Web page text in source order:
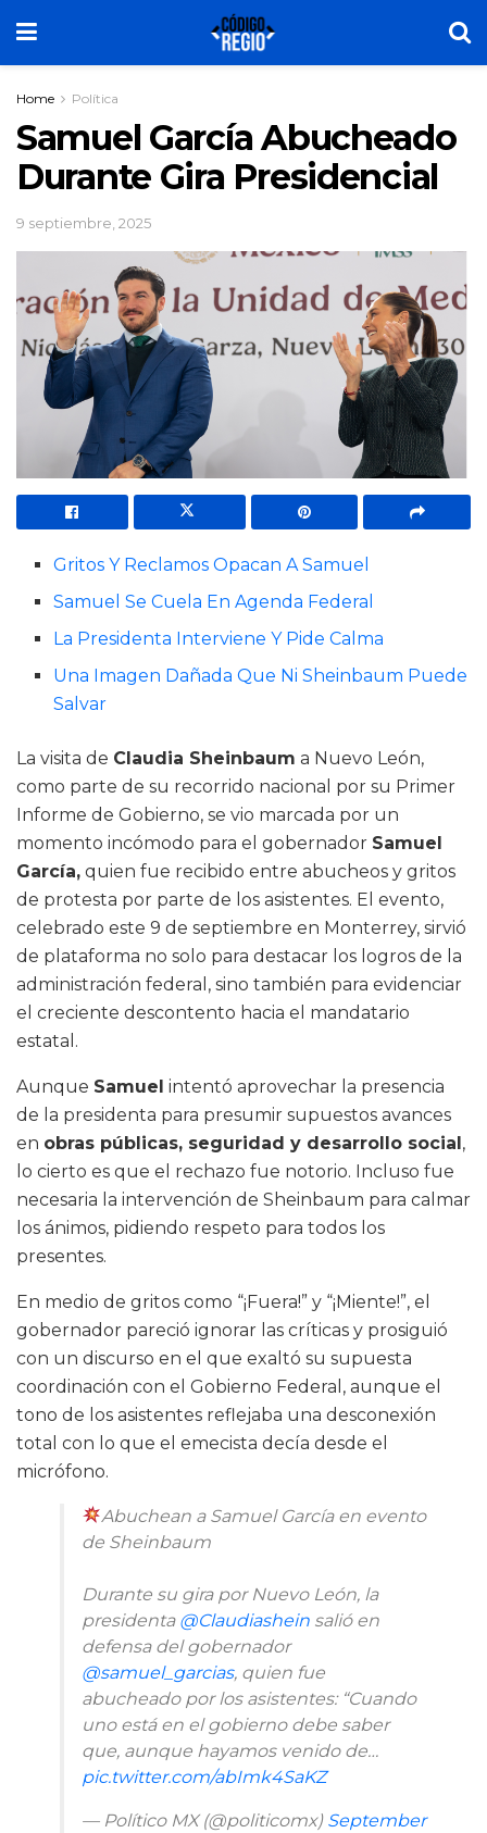
Home Política
Samuel García Abucheado
Durante Gira Presidencial
9 septiembre, 2025
Gritos Y Reclamos Opacan A Samuel
Samuel Se Cuela En Agenda Federal
La Presidenta Interviene Y Pide Calma
Una Imagen Dañada Que Ni Sheinbaum Puede
Salvar
La visita de Claudia Sheinbaum a Nuevo León,
como parte de su recorrido nacional por su Primer
Informe de Gobierno, se vio marcada por un
momento incómodo para el gobernador Samuel
García, quien fue recibido entre abucheos y gritos
de protesta por parte de los asistentes. El evento,
celebrado este 9 de septiembre en Monterrey, sirvió
de plataforma no solo para destacar los logros de la
administración federal, sino también para evidenciar
el creciente descontento hacia el mandatario
estatal.
Aunque Samuel intentó aprovechar la presencia
de la presidenta para presumir supuestos avances
en obras públicas, seguridad y desarrollo social,
lo cierto es que el rechazo fue notorio. Incluso fue
necesaria la intervención de Sheinbaum para calmar
los ánimos, pidiendo respeto para todos los
presentes.
En medio de gritos como “¡Fuera!” y “¡Miente!”, el
gobernador pareció ignorar las críticas y prosiguió
con un discurso en el que exaltó su supuesta
coordinación con el Gobierno Federal, aunque el
tono de los asistentes reflejaba una desconexión
total con lo que el emecista decía desde el
micrófono.
Abuchean a Samuel García en evento
de Sheinbaum
Durante su gira por Nuevo León, la
presidenta @Claudiashein salió en
defensa del gobernador
@samuel_garcias, quien fue
abucheado por los asistentes: “Cuando
uno está en el gobierno debe saber
que, aunque hayamos venido de…
pic.twitter.com/abImk4SaKZ
— Político MX (@politicomx) September